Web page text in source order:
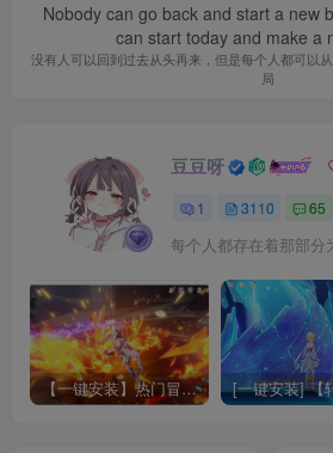
Nobody can go back and start a new
can start today and make a
没有人可以回到过去从头再来，但是每个人都可以
局
豆豆呀
1 3110 65
每个人都存在着那部分
【一键安装】热门冒险策略类游戏崩坏：星穹铁道全新2.3版本一键端+一键代理+一键启动+免虚拟机